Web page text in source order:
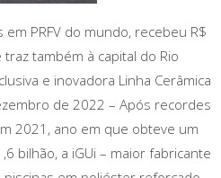
PRFV do mundo, recebeu R$
também à capital do Rio
e inovadora Linha Cerâmica
de 2022 – Após recordes
2021, ano em que obteve um
bilhão, a iGUi – maior fabricante